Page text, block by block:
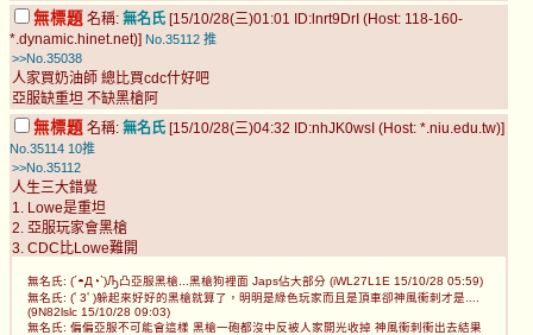
無標題 名稱: 無名氏 [15/10/28(三)01:01 ID:lnrt9DrI (Host: 118-160-
*.dynamic.hinet.net)] No.35112 推
>>No.35038
人家買奶油師 總比買cdc什好吧
亞服缺重坦 不缺黑槍阿
無標題 名稱: 無名氏 [15/10/28(三)04:32 ID:nhJK0wsI (Host: *.niu.edu.tw)]
No.35114 10推
>>No.35112
人生三大錯覺
1. Lowe是重坦
2. 亞服玩家會黑槍
3. CDC比Lowe難開
無名氏: (´◓Д◔`)Ԡ凸亞服黑槍...黑槍狗裡面 Japs佔大部分 (iWL27L1E 15/10/28 05:59)
無名氏: (ﾟ3ﾟ)躲起來好好的黑槍就算了，明明是綠色玩家而且是頂車卻神風衝刺才是....
(9N82lslc 15/10/28 09:03)
無名氏: 偏偏亞服不可能會這樣 黑槍一砲都沒中反被人家開光收掉 神風衝刺衝出去結果